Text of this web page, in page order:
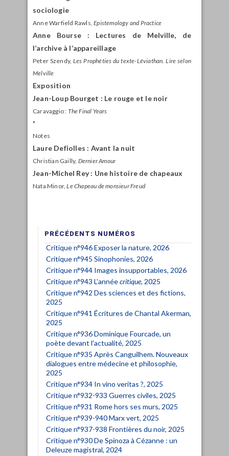
sociologie
Anne Warfield Rawls, Epistemology and Practice
Anne Bourse : Lectures de Melville, de
l’archive à l’appareillage
Peter Szendy, Les Prophéties du texte-Léviathan. Lire selon
Melville
Exposition
Jean-Loup Bourget : Le rouge et le noir
Caravaggio : The Final Years
*
Notes
Laure Defiolles : Avant la nuit
Christian Gailly, Dernier Amour
Jean-Michel Rey : Une histoire de chapeaux
Nata Minor,Le Chapeau de monsieur Freud
PRÉCÉDENTS NUMÉROS
Critique n°946 Exposer la nature, 2026
Critique n°945 Sinophonies, 2026
Critique n°944 Images insupportables, 2026
Critique n°943 L’annéecritique, 2025
Critique n°942 Des sciences et des fictions,
2025
Critique n°941 Écritures de Chantal Akerman,
2025
Critique n°936 Dominique Fourcade, un
poète devant l'actualité, 2025
Critique n°935 Après Canguilhem. Nouveaux
dialogues entre médecine et philosophie,
2025
Critique n°934 In vino veritas ?, 2025
Critique n°932-933 Guerres civiles, 2025
Critique n°931 Rome hors ses murs, 2025
Critique n°939-940 Marx vert, 2025
Critique n°937-938 Frontières du noir, 2025
Critique n°930 De Spinoza à Cézanne : un
Deleuze magistral, 2024